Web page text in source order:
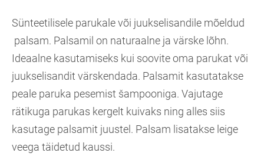
Sünteetilisele parukale või juukselisandile mõeldud
palsam. Palsamil on naturaalne ja värske lõhn.
Ideaalne kasutamiseks kui soovite oma parukat või
juukselisandit värskendada. Palsamit kasutatakse
peale paruka pesemist šampooniga. Vajutage
rätikuga parukas kergelt kuivaks ning alles siis
kasutage palsamit juustel. Palsam lisatakse leige
veega täidetud kaussi.